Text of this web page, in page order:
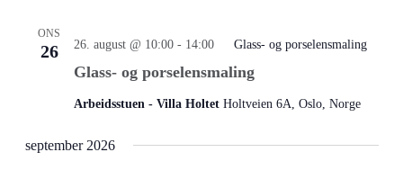
ONS
26
Glass- og porselensmaling
26. august @ 10:00- 14:00 Glass- og porselensmaling
Arbeidsstuen - Villa Holtet Holtveien 6A, Oslo, Norge
september 2026